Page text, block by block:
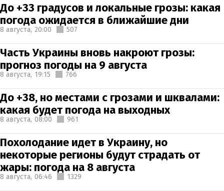
До +33 градусов и локальные грозы: какая
погода ожидается в ближайшие дни
8 августа, 20:00 507
Часть Украины вновь накроют грозы:
прогноз погоды на 9 августа
8 августа, 19:15 766
До +38, но местами с грозами и шквалами:
какая будет погода на выходных
8 августа, 08:00 961
Похолодание идет в Украину, но
некоторые регионы будут страдать от
жары: погода на 8 августа
8 августа, 06:46 1329